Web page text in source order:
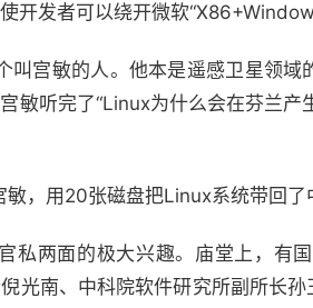
开发者可以绕开微软
叫宫敏的人。他本是遥感卫星领
敏听完了“Linux为什么会在芬兰产
，用20张磁盘把Linux系统带回了
私两面的极大兴趣。庙堂上，有
光南、中科院软件研究所副所长